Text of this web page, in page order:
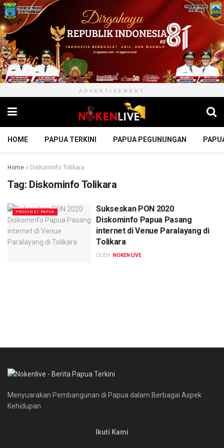
ADVERTISEMENT
HOME PAPUA TERKINI PAPUA PEGUNUNGAN
Home » Diskominfo Tolikara
Tag: Diskominfo Tolikara
PROVINSI PAPUA
Sukseskan PON 2020
Diskominfo Papua Pasang
internet di Venue Paralayang di
Tolikara
OLEH : NOKEN LIVE
Menyuarakan Pembangunan di Papua dalam Berbagai Aspek
Kehidupan
Ikuti Kami